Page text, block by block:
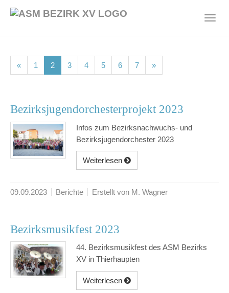
« 1 (current)
2(current)
3(current)
4(current)
5(current)
6(current)
7(current)
»
Bezirksjugendorchesterprojekt 2023
Infos zum Bezirksnachwuchs- und
Bezirksjugendorchester 2023
Weiterlesen
09.09.2023 Berichte Erstellt von M. Wagner
Bezirksmusikfest 2023
44. Bezirksmusikfest des ASM Bezirks
XV in Thierhaupten
Weiterlesen